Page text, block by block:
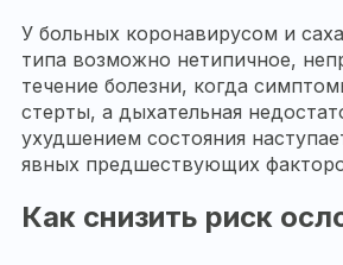
У больных коронавирусом и
типа возможно нетипичное,
течение болезни, когда
стерты, а дыхательная
ухудшением состояния
явных предшествующих
Как снизить риск